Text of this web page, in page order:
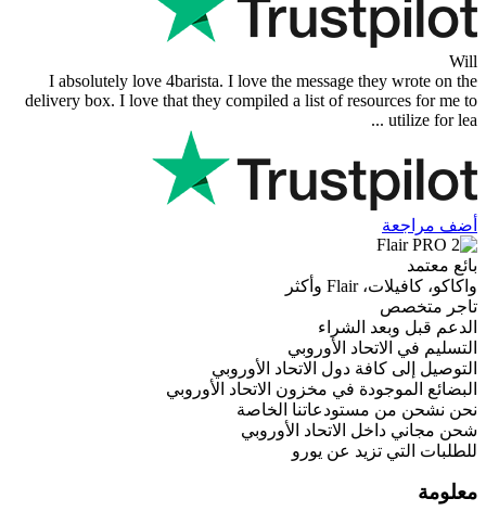
Will
I absolutely love 4barista. I love the message they wrote on the
delivery box. I love that they compiled a list of resources for me to
utilize for lea ...
أضف مراجعة
بائع معتمد
واكاكو، كافيلات، Flair وأكثر
تاجر متخصص
الدعم قبل وبعد الشراء
التسليم في الاتحاد الأوروبي
التوصيل إلى كافة دول الاتحاد الأوروبي
البضائع الموجودة في مخزون الاتحاد الأوروبي
نحن نشحن من مستودعاتنا الخاصة
شحن مجاني داخل الاتحاد الأوروبي
للطلبات التي تزيد عن يورو
معلومة